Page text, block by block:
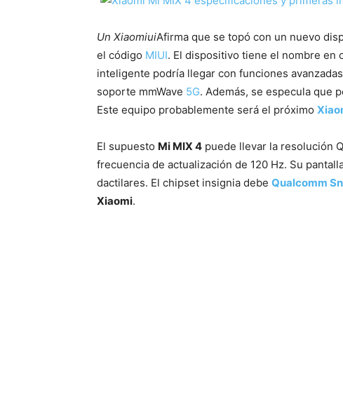
Un XiaomiuiAfirma que se topó con un nuevo
el código MIUI. El dispositivo tiene el nombre en
inteligente podría llegar con funciones
soporte mmWave 5G. Además, se especula que
Este equipo probablemente será el próximo
El supuesto Mi MIX 4 puede llevar la resolución
frecuencia de actualización de 120 Hz. Su
dactilares. El chipset insignia debe Qualcomm
Xiaomi.